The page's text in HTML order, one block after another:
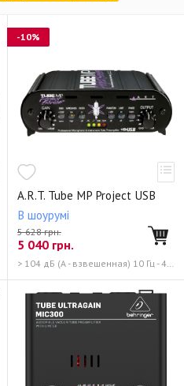
A.R.T. Tube MP Project USB
В шоурумі
5 628 грн.
5 040 грн.
> 104 дБ (A - взвешенная) 10 Гц - 40 кГц (+- 1 дБ)
-10%